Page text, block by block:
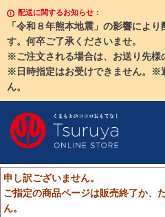
配送に関するお知らせ：
「令和８年熊本地震」の影響によ
す。何卒ご了承くださいませ。
※ご注文される場合は、お送り先様
※日時指定はお受けできません。※
ん。
申し訳ございません。
ご指定の商品ページは販売終了か、
ん。